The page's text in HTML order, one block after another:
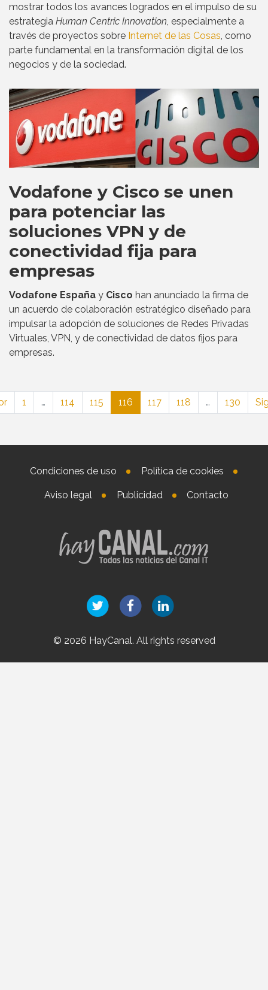
mostrar todos los avances logrados en el impulso de su
estrategia Human Centric Innovation , especialmente a
través de proyectos sobre Internet de las Cosas , como
parte fundamental en la transformación digital de los
negocios y de la sociedad.
Vodafone y Cisco se unen
para potenciar las
soluciones VPN y de
conectividad fija para
empresas
Vodafone España y Cisco han anunciado la firma de
un acuerdo de colaboración estratégico diseñado para
impulsar la adopción de soluciones de Redes Privadas
Virtuales, VPN, y de conectividad de datos fijos para
empresas.
1 … 114 115 116 117 118 … 130
Condiciones de uso Política de cookies
Aviso legal Publicidad Contacto
© 2026 HayCanal. All rights reserved